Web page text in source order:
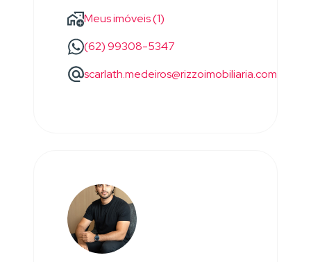
Meus imóveis (1)
(62) 99308-5347
scarlath.medeiros@rizzoimobiliaria.com